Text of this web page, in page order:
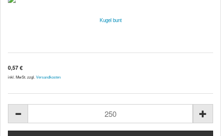
Kugel bunt
0,57 €
inkl. MwSt. zzgl. Versandkosten